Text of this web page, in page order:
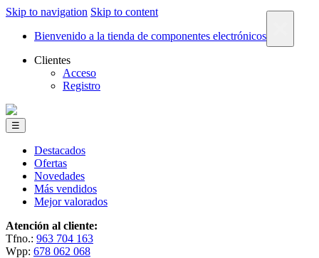
Skip to navigation Skip to content
Bienvenido a la tienda de componentes electrónicos
Clientes
Acceso
Registro
☰
Destacados
Ofertas
Novedades
Más vendidos
Mejor valorados
Atención al cliente:
Tfno.: 963 704 163
Wpp: 678 062 068